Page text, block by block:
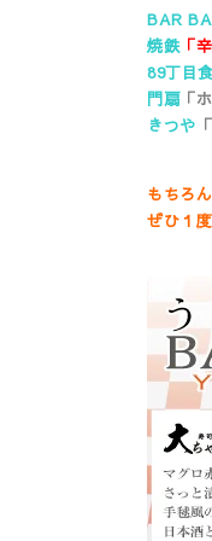
BAR
焼鉄「
89丁目
門扇「
きつや
もちろ
ぜひ１